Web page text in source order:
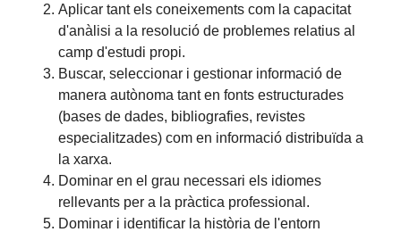
Aplicar tant els coneixements com la capacitat
d'anàlisi a la resolució de problemes relatius al
camp d'estudi propi.
Buscar, seleccionar i gestionar informació de
manera autònoma tant en fonts estructurades
(bases de dades, bibliografies, revistes
especialitzades) com en informació distribuïda a
la xarxa.
Dominar en el grau necessari els idiomes
rellevants per a la pràctica professional.
Dominar i identificar la història de l'entorn